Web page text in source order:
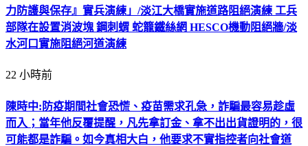
力防護與保存』實兵演練」/淡江大橋實施道路阻絕演練 工兵
部隊在設置消波塊 鋼刺蝟 蛇籠鐵絲網 HESCO機動阻絕牆/淡
水河口實施阻絕河道演練
22 小時前
陳時中:防疫期間社會恐慌、疫苗需求孔急，詐騙最容易趁虛
而入；當年他反覆提醒，凡先拿訂金、拿不出出貨證明的，很
可能都是詐騙。如今真相大白，他要求不實指控者向社會道